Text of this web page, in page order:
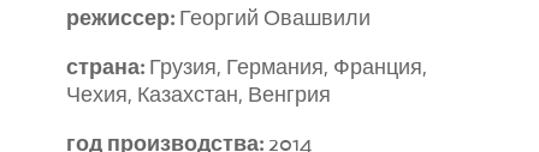
режиссер:Георгий Овашвили
страна: Грузия, Германия, Франция,
Чехия, Казахстан, Венгрия
год производства:2014